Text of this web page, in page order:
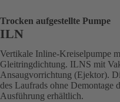
Trocken aufgestellte Pumpe
ILN
Vertikale Inline-Kreiselpumpe
Gleitringdichtung. ILNS mit
Ansaugvorrichtung (Ejektor).
des Laufrads ohne Demontage
Ausführung erhältlich.